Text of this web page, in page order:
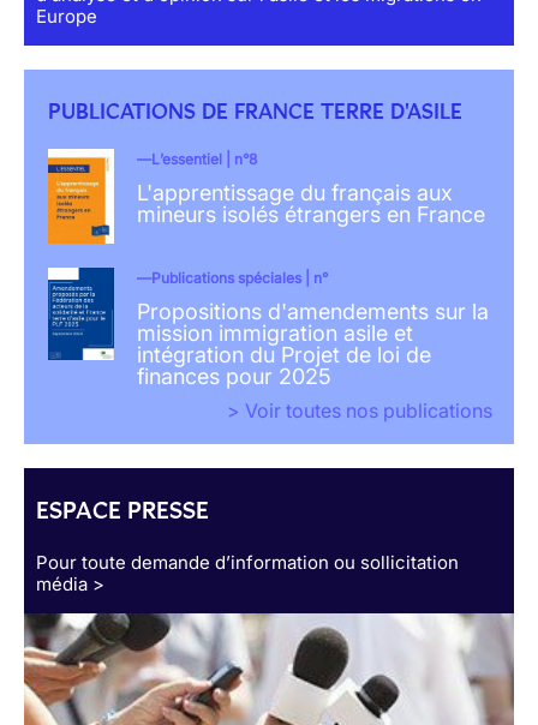
Europe
PUBLICATIONS DE FRANCE TERRE D'ASILE
L’essentiel | n°8
L'apprentissage du français aux
mineurs isolés étrangers en France
Publications spéciales | n°
Propositions d'amendements sur la
mission immigration asile et
intégration du Projet de loi de
finances pour 2025
> Voir toutes nos publications
ESPACE PRESSE
Pour toute demande d’information ou sollicitation
média >